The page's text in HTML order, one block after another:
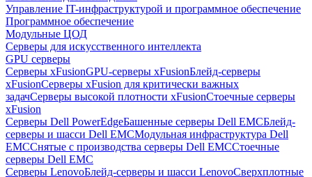
Управление IT-инфраструктурой и программное обеспечение
Программное обеспечение
Модульные ЦОД
Серверы для искусственного интеллекта
GPU серверы
Серверы xFusionGPU-серверы xFusionБлейд-серверы
xFusionСерверы xFusion для критически важных
задачСерверы высокой плотности xFusionСтоечные серверы
xFusion
Серверы Dell PowerEdgeБашенные серверы Dell EMCБлейд-
серверы и шасси Dell EMCМодульная инфраструктура Dell
EMCСнятые с производства серверы Dell EMCСтоечные
серверы Dell EMC
Серверы LenovoБлейд-серверы и шасси LenovoСверхплотные